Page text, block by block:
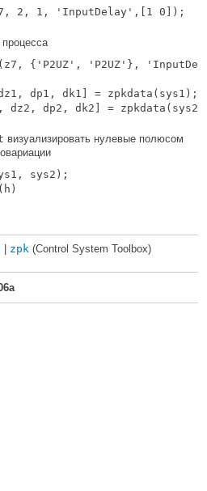
2, 1, 'InputDelay',[1 0]);
{'P2UZ', 'P2UZ'},
dp1, dk1] = zpkdata(sys1);
dz2, dp2, dk2] =
визуализировать нулевые полюсом
sys2);
zpk (Control System Toolbox)